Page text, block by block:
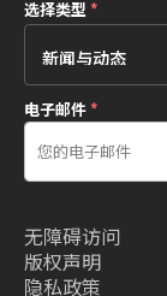
选择类型*
电子邮件*
无障碍访问
版权声明
隐私政策